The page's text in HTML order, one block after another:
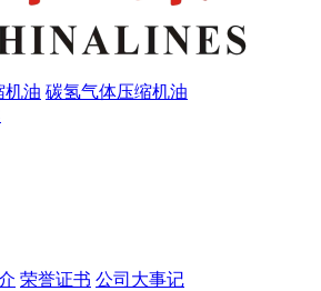
机油 碳氢气体压缩机油
荣誉证书 公司大事记